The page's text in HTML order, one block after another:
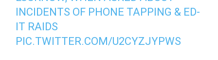
INCIDENTS OF PHONE TAPPING & ED-
IT RAIDS
PIC.TWITTER.COM/U2CYZJYPWS